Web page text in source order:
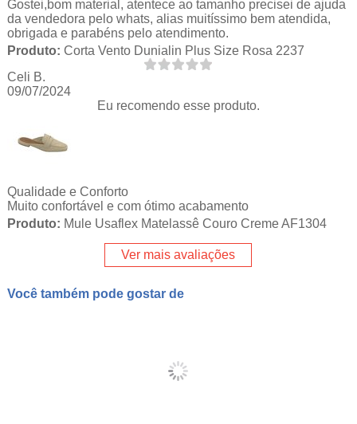
Gostei,bom material, atentece ao tamanho precisei de ajuda
da vendedora pelo whats, alias muitíssimo bem atendida,
obrigada e parabéns pelo atendimento.
Produto: Corta Vento Dunialin Plus Size Rosa 2237
Celi B.
09/07/2024
Eu recomendo esse produto.
Qualidade e Conforto
Muito confortável e com ótimo acabamento
Produto: Mule Usaflex Matelassê Couro Creme AF1304
Ver mais avaliações
Você também pode gostar de